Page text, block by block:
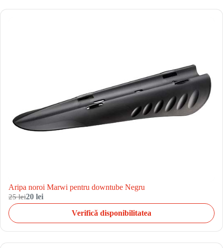
Aripa noroi Marwi pentru downtube Negru
25 lei20 lei
Verifică disponibilitatea